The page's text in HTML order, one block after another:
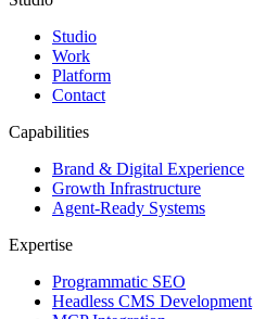
Studio
Work
Platform
Contact
Capabilities
Brand & Digital Experience
Growth Infrastructure
Agent-Ready Systems
Expertise
Programmatic SEO
Headless CMS Development